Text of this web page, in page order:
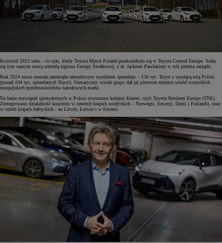
Kwiecień 2022 roku – to czas, kiedy Toyota Motor Poland przekształciła się w Toyota Central Europe. Stała
się tym samym nową centralą regionu Europy Środkowej, z dr. Jackiem Pawlakiem w roli prezesa zarządu.
Rok 2024 nowa centrala zamknęła rekordowym wynikiem sprzedaży – 156 tys. Toyot z wiodącą rolą Polski
(ponad 104 tys. sprzedanych Toyot). Sumaryczny wynik grupy dał jej pierwsze miejsce wśród wszystkich
europejskich przedstawicielstw narodowych marki.
Na bazie rozwiązań sprawdzonych w Polsce utworzono kolejny klaster, czyli Toyota Northern Europe (TNE).
Zintegrowano działalność koncernu w czterech krajach nordyckich – Norwegii, Szwecji, Danii i Finlandii, oraz
w trzech krajach bałtyckich - na Litwie, Łotwie i w Estonii.